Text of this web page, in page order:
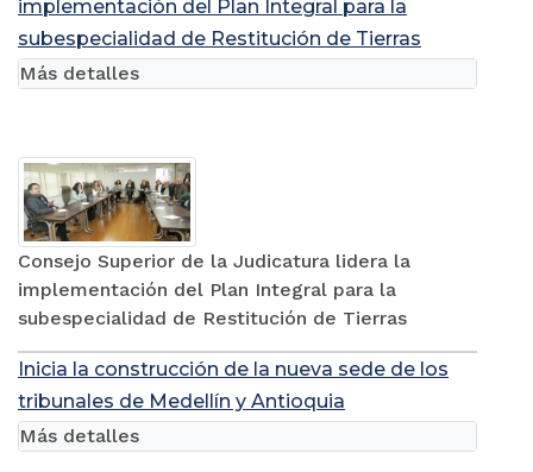
implementación del Plan Integral para la
subespecialidad de Restitución de Tierras
Consejo Superior de la Judicatura lidera la
implementación del Plan Integral para la
subespecialidad de Restitución de Tierras
Más detalles
Inicia la construcción de la nueva sede de los
tribunales de Medellín y Antioquia
Más detalles